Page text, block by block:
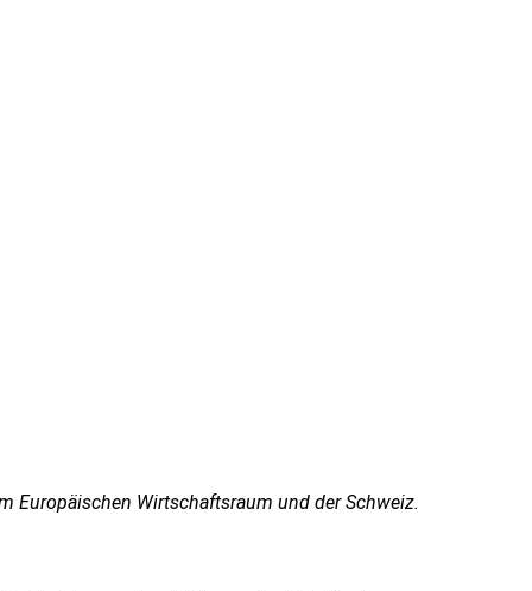
Europäischen Wirtschaftsraum und der Schweiz.